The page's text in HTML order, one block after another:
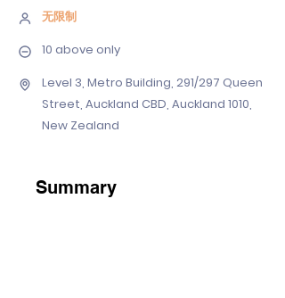
无限制
10 above only
Level 3, Metro Building, 291/297 Queen
Street, Auckland CBD, Auckland 1010,
New Zealand
Summary